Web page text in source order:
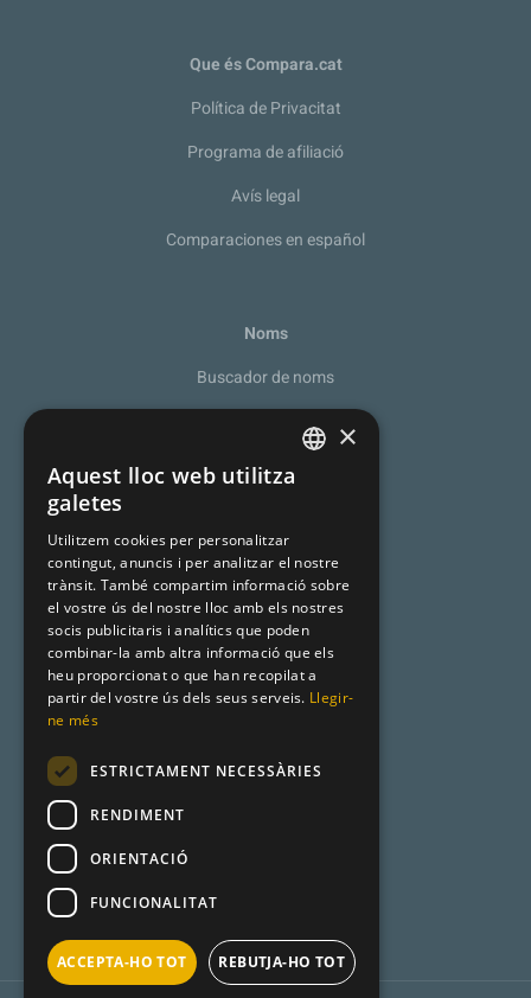
Que és Compara.cat
Política de Privacitat
Programa de afiliació
Avís legal
Comparaciones en español
Noms
Buscador de noms
Recomanador de noms
De la A a la Z
Cognoms catalans
Llista de naixement
Premsa
Racó Català
ENGLISH
×
Aquest lloc web utilitza
galetes
Utilitzem cookies per personalitzar
contingut, anuncis i per analitzar el nostre
trànsit. També compartim informació sobre
el vostre ús del nostre lloc amb els nostres
socis publicitaris i analítics que poden
combinar-la amb altra informació que els
heu proporcionat o que han recopilat a
partir del vostre ús dels seus serveis. Llegir-
ne més
ESTRICTAMENT NECESSÀRIES
RENDIMENT
ORIENTACIÓ
FUNCIONALITAT
ACCEPTA-HO TOT REBUTJA-HO TOT